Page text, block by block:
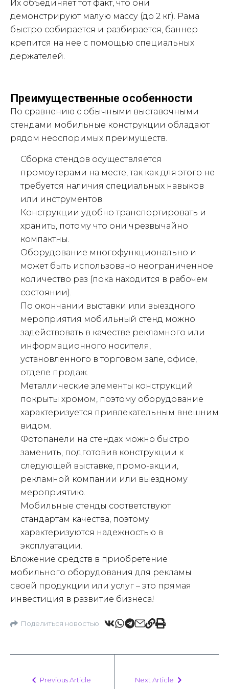
Их объединяет тот факт, что они
демонстрируют малую массу (до 2 кг). Рама
быстро собирается и разбирается, баннер
крепится на нее с помощью специальных
держателей.
Преимущественные особенности
По сравнению с обычными выставочными
стендами мобильные конструкции обладают
рядом неоспоримых преимуществ.
Сборка стендов осуществляется
промоутерами на месте, так как для этого не
требуется наличия специальных навыков
или инструментов.
Конструкции удобно транспортировать и
хранить, потому что они чрезвычайно
компактны.
Оборудование многофункционально и
может быть использовано неограниченное
количество раз (пока находится в рабочем
состоянии).
По окончании выставки или выездного
мероприятия мобильный стенд можно
задействовать в качестве рекламного или
информационного носителя,
установленного в торговом зале, офисе,
отделе продаж.
Металлические элементы конструкций
покрыты хромом, поэтому оборудование
характеризуется привлекательным внешним
видом.
Фотопанели на стендах можно быстро
заменить, подготовив конструкции к
следующей выставке, промо-акции,
рекламной компании или выездному
мероприятию.
Мобильные стенды соответствуют
стандартам качества, поэтому
характеризуются надежностью в
эксплуатации.
Вложение средств в приобретение
мобильного оборудования для рекламы
своей продукции или услуг – это прямая
инвестиция в развитие бизнеса!
Поделиться новостью
Previous Article Next Article